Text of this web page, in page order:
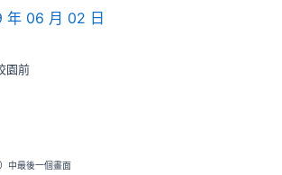
年 06 月 02 日
園前
中最後一個畫面